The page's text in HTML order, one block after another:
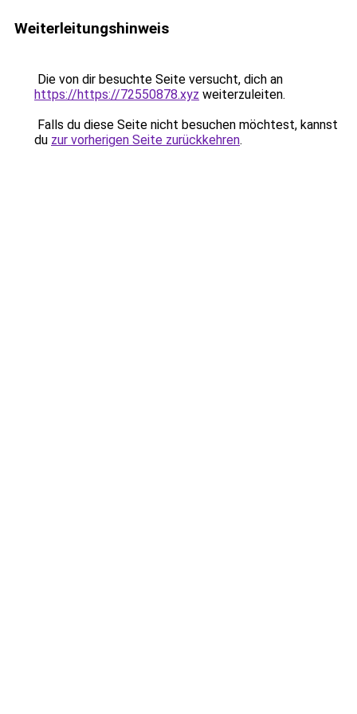
Weiterleitungshinweis
Die von dir besuchte Seite versucht, dich an
https://https://72550878.xyz weiterzuleiten.
Falls du diese Seite nicht besuchen möchtest, kannst
du zur vorherigen Seite zurückkehren.